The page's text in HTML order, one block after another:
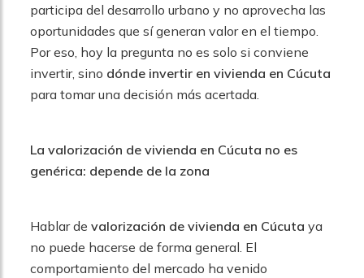
participa del desarrollo urbano y no aprovecha las
oportunidades que sí generan valor en el tiempo.
Por eso, hoy la pregunta no es solo si conviene
invertir, sino dónde invertir en vivienda en Cúcuta
para tomar una decisión más acertada.
La valorización de vivienda en Cúcuta no es
genérica: depende de la zona
Hablar de valorización de vivienda en Cúcuta ya
no puede hacerse de forma general. El
comportamiento del mercado ha venido